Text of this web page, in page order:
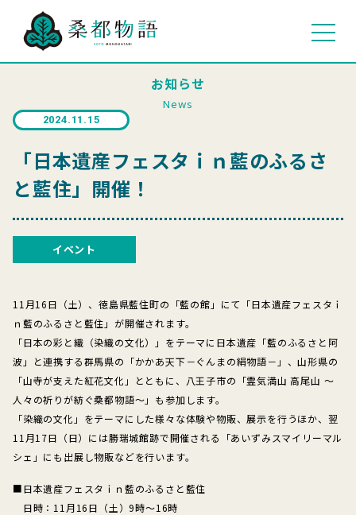
お知らせ
News
2024.11.15
「日本遺産フェスタｉｎ藍のふるさ
と藍住」開催！
イベント
11月16日（土）、徳島県藍住町の「藍の館」にて「日本遺産フェスタｉ
ｎ藍のふるさと藍住」が開催されます。
「日本の彩と織（染織の文化）」をテーマに日本遺産「藍のふるさと阿
波」と連携する群馬県の「かかあ天下－ぐんまの絹物語－」、山形県の
「山寺が支えた紅花文化」とともに、八王子市の「霊気満山 高尾山 ～
人々の祈りが紡ぐ桑都物語～」も参加します。
「染織の文化」をテーマにした様々な体験や物販、展示を行うほか、翌
11月17日（日）には勝瑞城館跡で開催される「あいずみスマイリーマル
シェ」にも出展し物販などを行います。
■日本遺産フェスタｉｎ藍のふるさと藍住
日時：11月16日（土）9時～16時